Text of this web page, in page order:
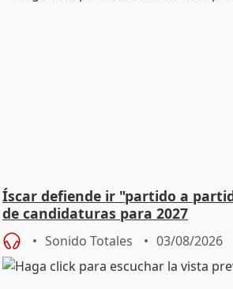
Íscar defiende ir "partido a
de candidaturas para 2027
Sonido Totales 03/08/2026